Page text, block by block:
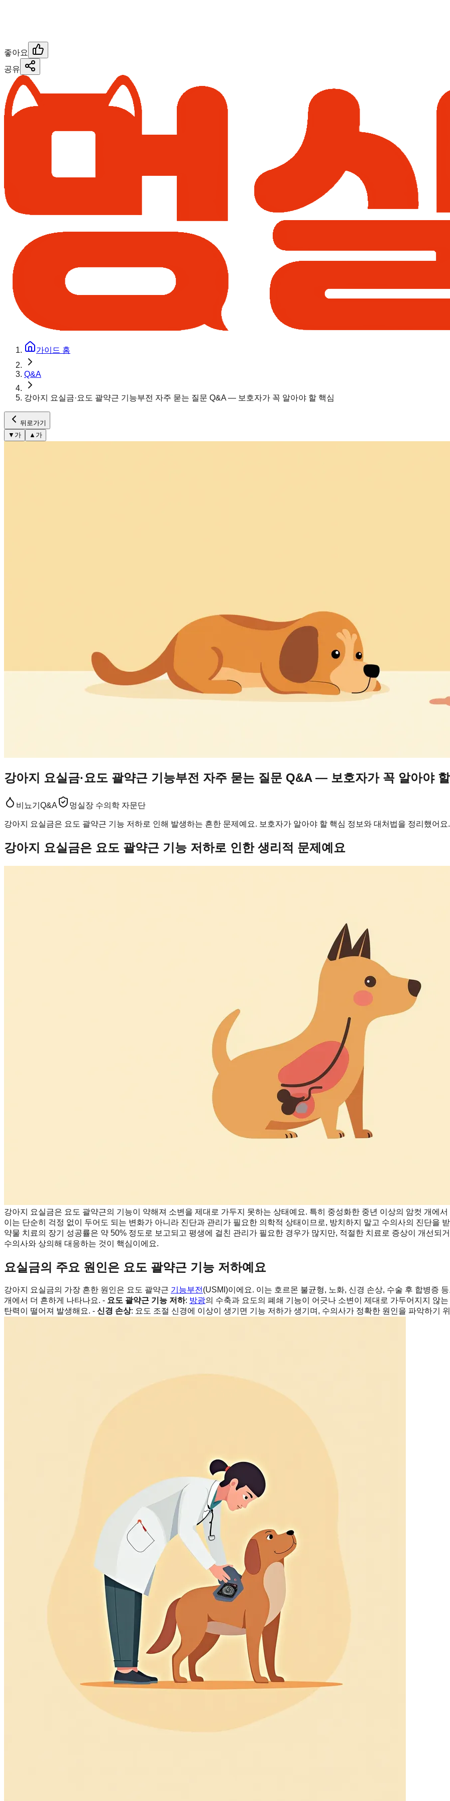
좋아요
공유
가이드 홈
Q&A
강아지 요실금·요도 괄약근 기능부전 자주 묻는 질문 Q&A — 보호자가 꼭 알아야 할 핵심
뒤로가기
▼ 가 ▲ 가
강아지 요실금·요도 괄약근 기능부전 자주 묻는 질문 Q&A — 보호자가 꼭 알아야
비뇨기 Q&A 멍실장 수의학 자문단
강아지 요실금은 요도 괄약근 기능 저하로 인해 발생하는 흔한 문제예요. 보호자가 알아야 할 핵심 정보와 대처법을 정리했어요.
강아지 요실금은 요도 괄약근 기능 저하로 인한 생리적 문제예요
강아지 요실금은 요도 괄약근의 기능이 약해져 소변을 제대로 가두지 못하는 상태예요. 특히 중성화한 중년 이상의 암컷 개에
이는 단순히 걱정 없이 두어도 되는 변화가 아니라 진단과 관리가 필요한 의학적 상태이므로, 방치하지 말고 수의사의 진단을
약물 치료의 장기 성공률은 약 50% 정도로 보고되고 평생에 걸친 관리가 필요한 경우가 많지만, 적절한 치료로 증상이 개선되
수의사와 상의해 대응하는 것이 핵심이에요.
요실금의 주요 원인은 요도 괄약근 기능 저하예요
강아지 요실금의 가장 흔한 원인은 요도 괄약근 기능부전(USMI)이에요. 이는 호르몬 불균형, 노화, 신경 손상, 수술 후 합병증
개에서 더 흔하게 나타나요. - 요도 괄약근 기능 저하: 방광의 수축과 요도의 폐쇄 기능이 어긋나 소변이 제대로 가두어지지 않
탄력이 떨어져 발생해요. - 신경 손상: 요도 조절 신경에 이상이 생기면 기능 저하가 생기며, 수의사가 정확한 원인을 파악하기